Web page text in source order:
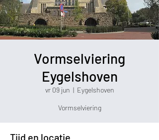
Vormselviering
Eygelshoven
vr 09 jun
  |
Eygelshoven
Vormselviering
Tijd en locatie